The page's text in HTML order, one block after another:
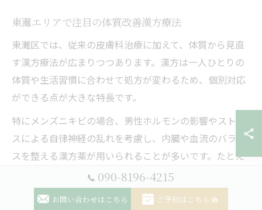
東灘エリアで注目の体質改善漢方療法
東灘区では、従来の皮膚科治療に加えて、体質から見直
す漢方療法が広まりつつあります。漢方は一人ひとりの
体質や生活習慣に合わせて処方が変わるため、個別対応
ができる点が大きな特長です。
特にメンズニキビの場合、男性ホルモンの影響やストレ
スによる自律神経の乱れを考慮し、内臓や血流のバラン
スを整える漢方薬が用いられることが多いです。たとえ
ば「十味敗毒湯」などは、炎症を抑えつつ体質改善を目
指す代表的な処方のひとつです。
090-8196-4215
お問い合わせはこちら ご予約はこちら